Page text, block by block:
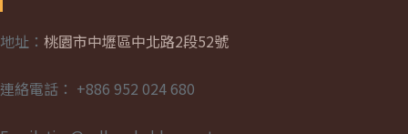
地址： 桃園市中壢區中北路2段52號
連絡電話： +886 952 024 680